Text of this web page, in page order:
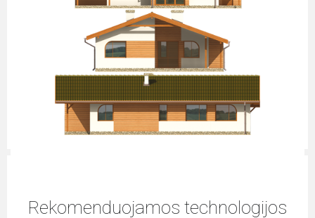
Rekomenduojamos technologijos